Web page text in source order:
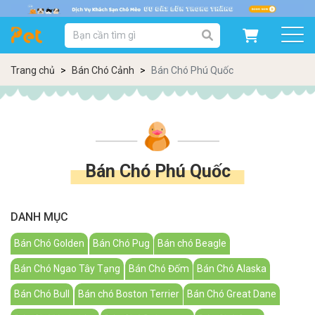
DANH MỤC SẢN PHẨM
SẢN PHẨM DÀNH CHO MÈO SẢN PHẨM DÀNH CHO CHÓ
SẨN PHẨM THEO THƯƠNG HIỆU
Trang chủ Bán Chó Cảnh Bán Chó Phú Quốc
Bán Chó Phú Quốc
DANH MỤC
Bán Chó Golden Bán Chó Pug Bán chó Beagle
Bán Chó Ngao Tây Tạng Bán Chó Đốm Bán Chó Alaska
Bán Chó Bull Bán chó Boston Terrier Bán Chó Great Dane